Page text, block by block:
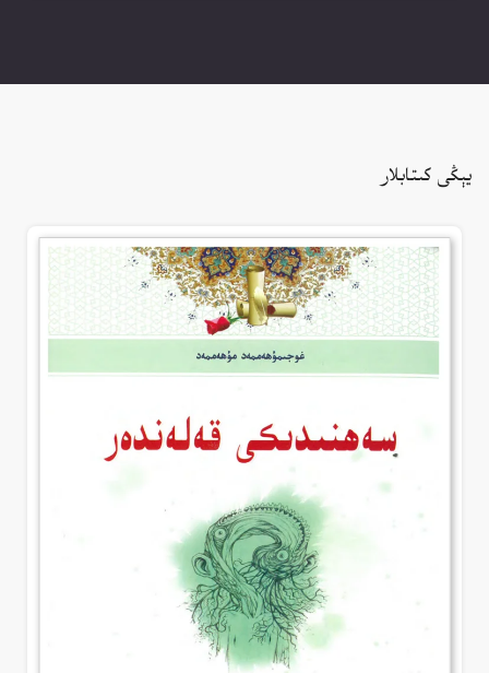
يېڭى كىتابلار